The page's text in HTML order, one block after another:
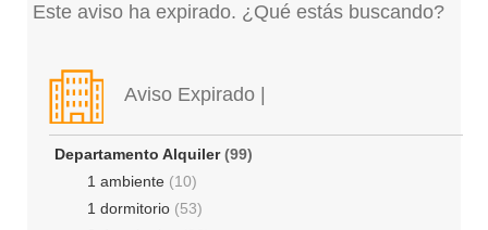
Este aviso ha expirado. ¿Qué estás buscando?
Aviso Expirado |
Departamento Alquiler(99)
1 ambiente (10)
1 dormitorio (53)